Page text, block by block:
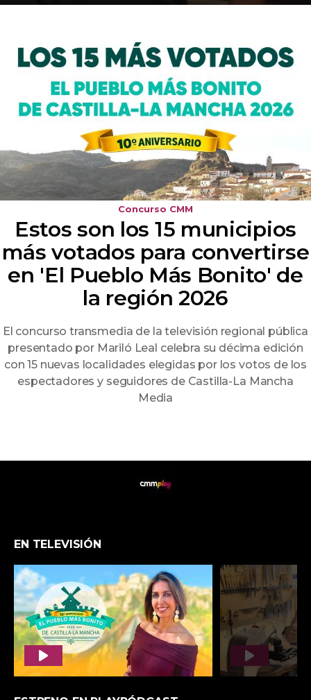
ESTRENO EN PLAYPÓDCAST
TEMPORADA DE FESTIVALES
CINE DE GOYA